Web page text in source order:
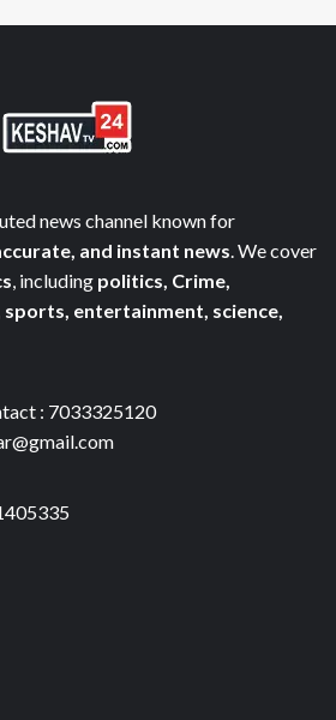
news channel known for
and instant news . We cover
, including politics, Crime,
sports, entertainment, science,
: 7033325120